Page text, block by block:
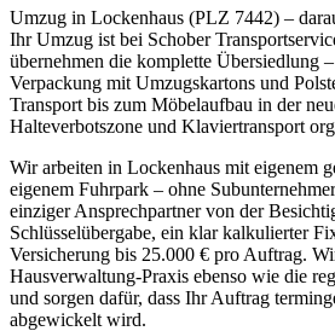
Umzug in Lockenhaus (PLZ 7442) –
Ihr Umzug ist bei Schober
übernehmen die komplette Übersiedlung
Verpackung mit Umzugskartons und
Transport bis zum Möbelaufbau in der
Halteverbotszone und Klaviertransport
Wir arbeiten in Lockenhaus mit eigenem
eigenem Fuhrpark – ohne
einziger Ansprechpartner von der
Schlüsselübergabe, ein klar kalkulierter
Versicherung bis 25.000 € pro Auftrag.
Hausverwaltung-Praxis ebenso wie die
und sorgen dafür, dass Ihr Auftrag
abgewickelt wird.